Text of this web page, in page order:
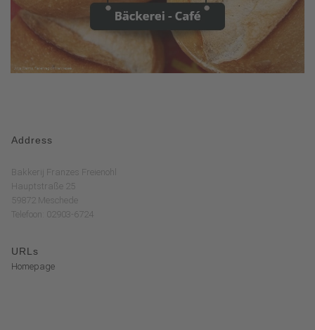
Address
Bakkerij Franzes Freienohl
Hauptstraße 25
59872 Meschede
Telefoon: 02903-6724
URLs
Homepage